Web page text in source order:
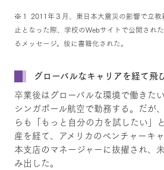
※１ 2011年３月、東日本大震災の影響で立教
止となった際、学校のWebサイトで公開され
るメッセージ。後に書籍化された。
グローバルなキャリアを経て飛
卒業後はグローバルな環境で働きた
シンガポール航空で勤務する。だが
らも「もっと自分の力を試したい」
産を経て、アメリカのベンチャーキ
本支店のマネージャーに抜擢され、
み出した。